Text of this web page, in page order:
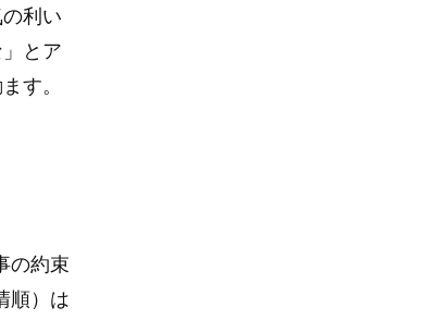
利い
とア
す。
の約束
順）は